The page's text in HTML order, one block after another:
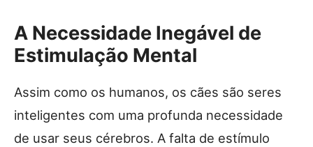
A Necessidade Inegável de
Estimulação Mental
Assim como os humanos, os cães são seres
inteligentes com uma profunda necessidade
de usar seus cérebros. A falta de estímulo